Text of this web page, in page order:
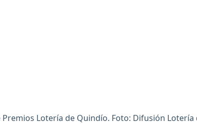
Premios Lotería de Quindío. Foto: Difusión Lotería